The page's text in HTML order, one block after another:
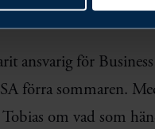
ansvarig för
förra sommaren.
om vad som